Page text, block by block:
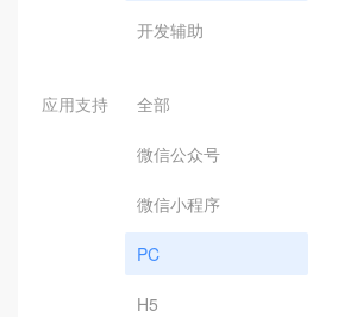
开发辅助
应用支持 全部
微信公众号
微信小程序
PC
H5